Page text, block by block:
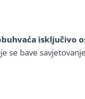
isključivo
se bave